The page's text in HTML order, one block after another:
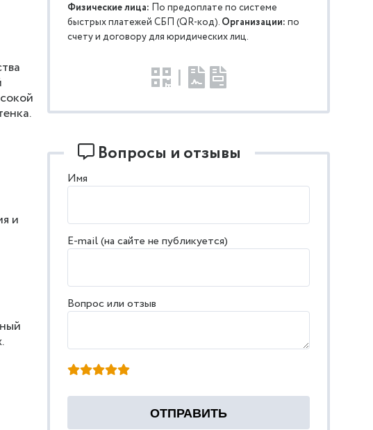
и
Физические лица: По предоплате по системе
быстрых платежей СБП (QR-код). Организации: по
счету и договору для юридических лиц.
|
Вопросы и отзывы
Имя
E-mail (на сайте не публикуется)
Вопрос или отзыв